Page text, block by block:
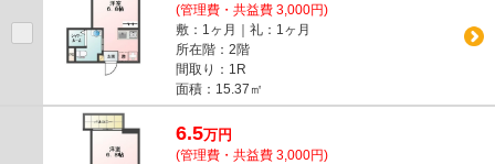
(管理費・共益費 3,000円)
敷：1ヶ月｜礼：1ヶ月
所在階：2階
間取り：1R
面積：15.37㎡
6.5万円
(管理費・共益費 3,000円)